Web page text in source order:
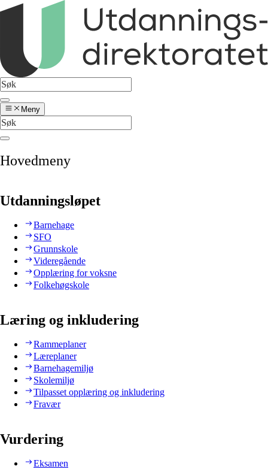
Meny
Hovedmeny
Utdanningsløpet
Barnehage
SFO
Grunnskole
Videregående
Opplæring for voksne
Folkehøgskole
Læring og inkludering
Rammeplaner
Læreplaner
Barnehagemiljø
Skolemiljø
Tilpasset opplæring og inkludering
Fravær
Vurdering
Eksamen